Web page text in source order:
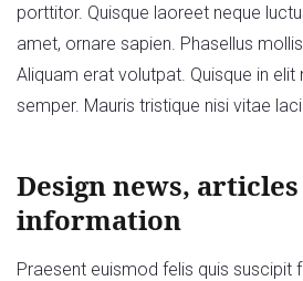
porttitor. Quisque laoreet neque
amet, ornare sapien. Phasellus
Aliquam erat volutpat. Quisque in elit
semper. Mauris tristique nisi vitae
Design news,
information
Praesent euismod felis quis suscipit